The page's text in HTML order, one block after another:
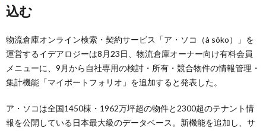
込む
物流倉庫オンライン検索・契約サービス「ア・ソコ（à sôko）」を
運営するイデアロジーは8月23日、物流倉庫オーナー向け有料会員
メニューに、9月から自社専用の検討・所有・競合物件の情報管理・
集計機能「マイポートフォリオ」を追加すると発表した。
ア・ソコは全国1450棟・1962万坪超の物件と2300超のテナント情
報を公開している日本最大級のデータベース。新機能を追加し、サ